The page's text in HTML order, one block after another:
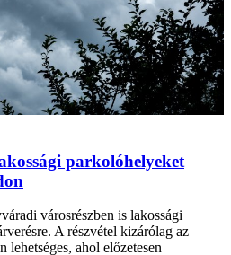
parkolóhelyeket
városrészben is lakossági
A részvétel kizárólag az
ahol előzetesen